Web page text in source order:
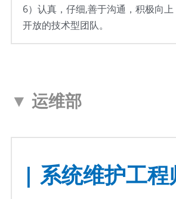
6） 认真，仔细,善于沟通，积极向
开放的技术型团队。
▼ 运维部
| 系统维护工程